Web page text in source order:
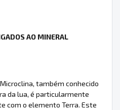
AO MINERAL
também conhecido
da lua, é particularmente
com o elemento Terra. Este